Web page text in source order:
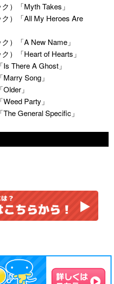
）「Myth Takes」
）「All My Heroes Are
）「A New Name」
）「Heart of Hearts」
There A Ghost」
Song」
」
Party」
General Specific」